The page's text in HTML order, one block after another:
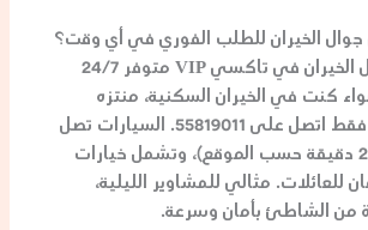
الخيرانللطلب الفوري في أي وقت؟
في تاكسي VIP
متوفر 24/7
كنت في الخيران السكنية، منتزه
فقط اتصل على 55819011. السيارات تصل
للعائلات. مثالي للمشاوير الليلية،
من الشاطئ بأمان وسرعة.